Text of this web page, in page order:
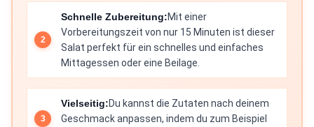
Schnelle Zubereitung:Mit einer
Vorbereitungszeit von nur 15 Minuten ist dieser
Salat perfekt für ein schnelles und einfaches
Mittagessen oder eine Beilage.
Vielseitig:Du kannst die Zutaten nach deinem
Geschmack anpassen, indem du zum Beispiel